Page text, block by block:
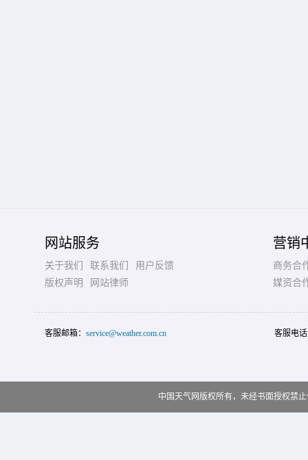
网站服务
关于我们 联系我们
用户反馈
版权声明
网站律师
营销
商务合
媒资合
客服邮箱： service@weather.com.cn 客服电
中国天气网版权所有，未经书面授权